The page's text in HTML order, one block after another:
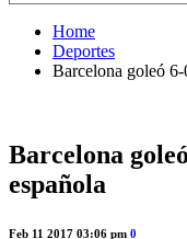
Home
Deportes
Barcelona goleó
Barcelona
española
Feb 11 2017 03:06 pm 0